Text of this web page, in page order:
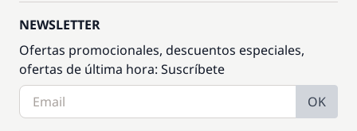
NEWSLETTER
Ofertas promocionales, descuentos especiales,
ofertas de última hora: Suscríbete
OK